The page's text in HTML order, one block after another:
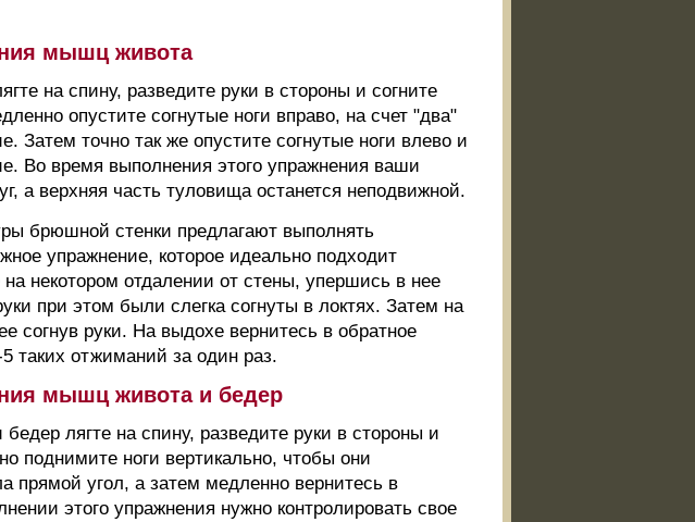
мышц живота
на спину, разведите руки в стороны и согните
опустите согнутые ноги вправо, на счет "два"
Затем точно так же опустите согнутые ноги влево и
Во время выполнения этого упражнения ваши
а верхняя часть туловища останется неподвижной.
брюшной стенки предлагают выполнять
упражнение, которое идеально подходит
некотором отдалении от стены, упершись в нее
при этом были слегка согнуты в локтях. Затем на
согнув руки. На выдохе вернитесь в обратное
таких отжиманий за один раз.
мышц живота и бедер
лягте на спину, разведите руки в стороны и
поднимите ноги вертикально, чтобы они
прямой угол, а затем медленно вернитесь в
этого упражнения нужно контролировать свое